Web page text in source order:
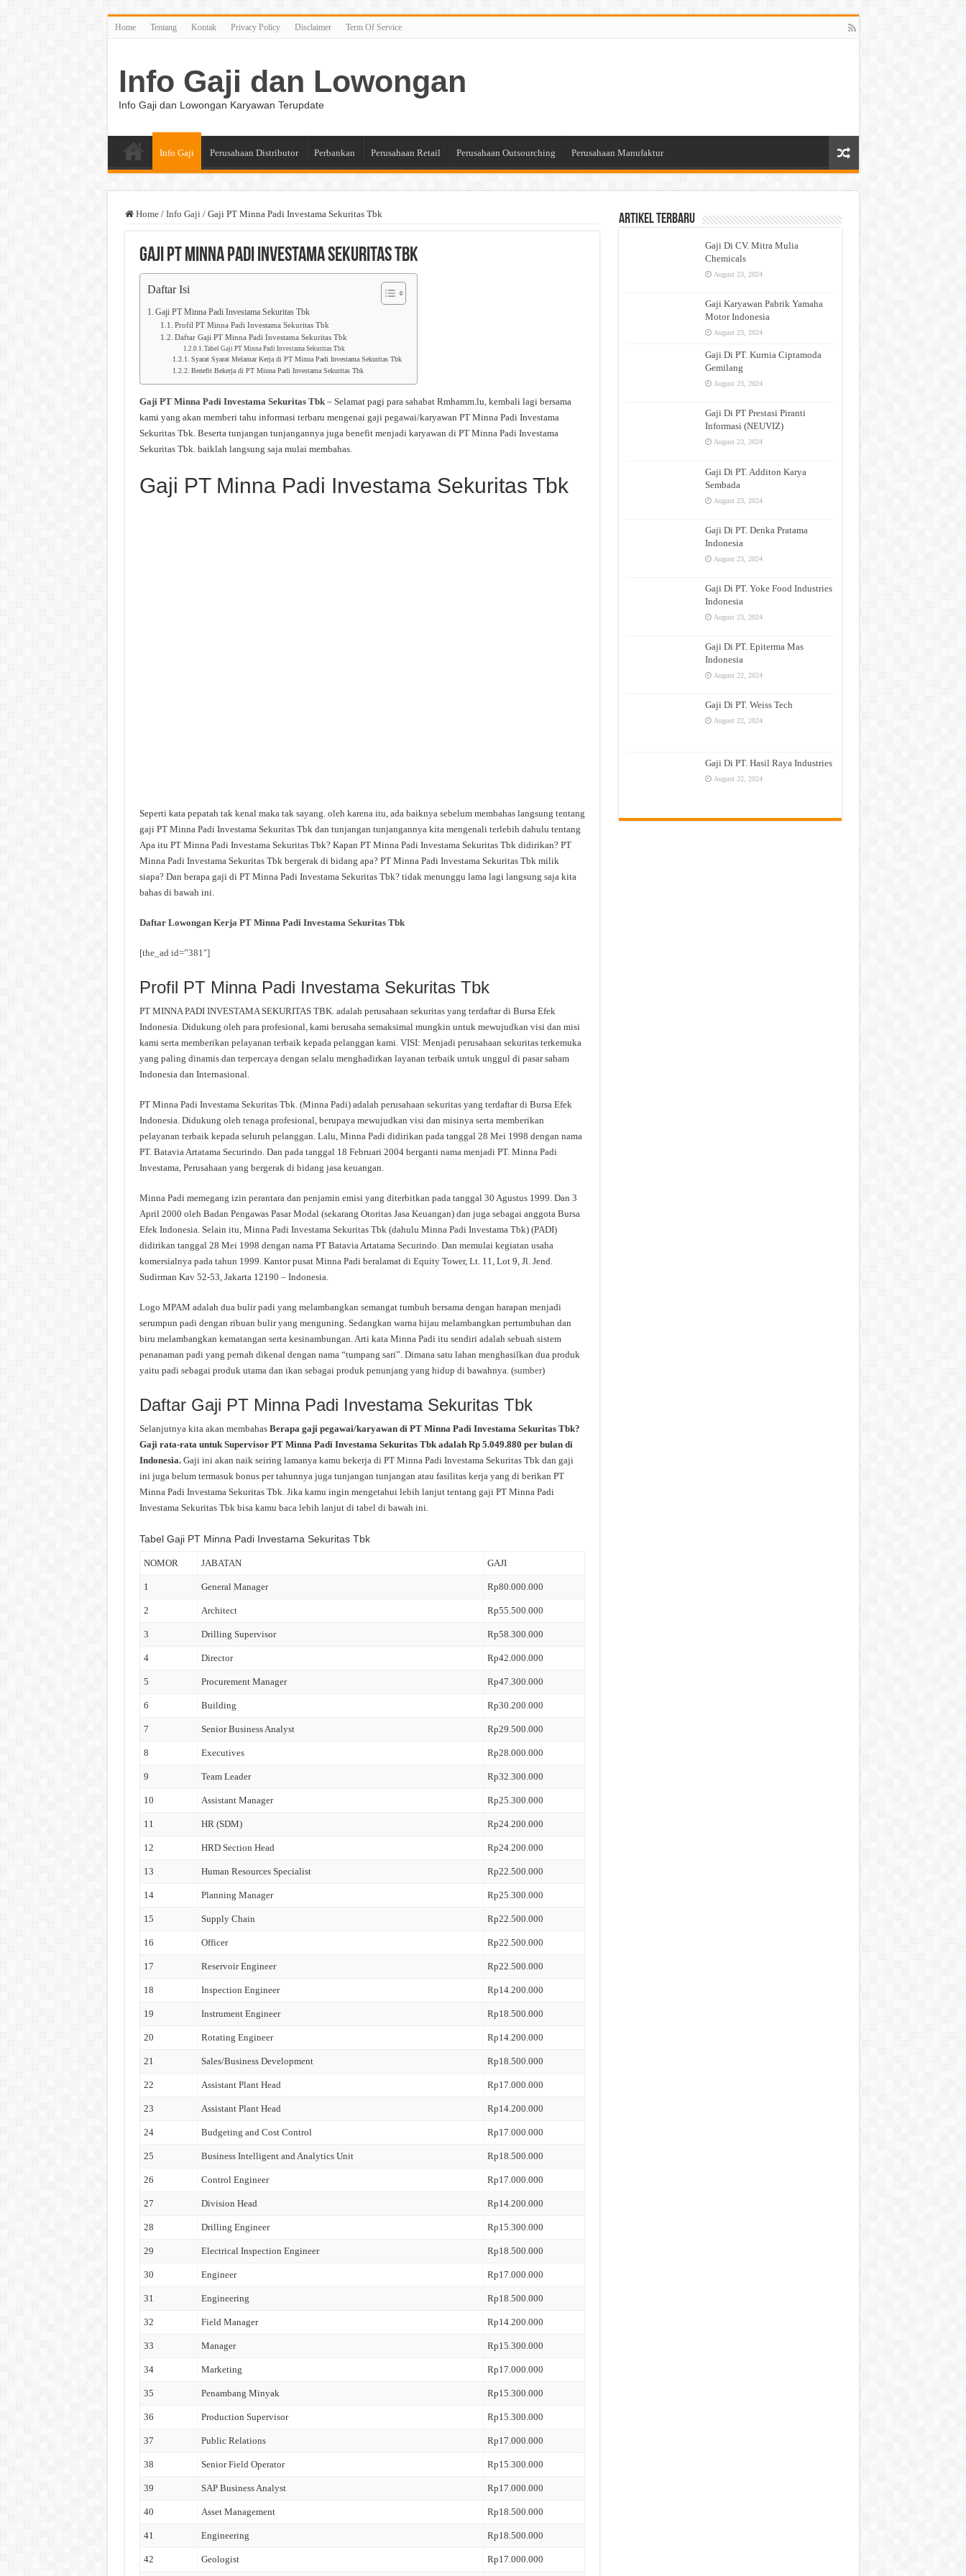
Home Tentang Kontak Privacy Policy Disclaimer Term Of Service
Info Gaji dan Lowongan
Info Gaji dan Lowongan Karyawan Terupdate
Info Gaji Perusahaan Distributor Perbankan Perusahaan Retail Perusahaan Outsourching Perusahaan Manufaktur
Home / Info Gaji / Gaji PT Minna Padi Investama Sekuritas Tbk
Gaji PT Minna Padi Investama Sekuritas Tbk
Daftar Isi
Gaji PT Minna Padi Investama Sekuritas Tbk
Profil PT Minna Padi Investama Sekuritas Tbk
Daftar Gaji PT Minna Padi Investama Sekuritas Tbk
Tabel Gaji PT Minna Padi Investama Sekuritas Tbk
Syarat Syarat Melamar Kerja di PT Minna Padi Investama Sekuritas Tbk
Benefit Bekerja di PT Minna Padi Investama Sekuritas Tbk
Gaji PT Minna Padi Investama Sekuritas Tbk – Selamat pagi para sahabat Rmhamm.lu, kembali lagi bersama
kami yang akan memberi tahu informasi terbaru mengenai gaji pegawai/karyawan PT Minna Padi Investama
Sekuritas Tbk. Beserta tunjangan tunjangannya juga benefit menjadi karyawan di PT Minna Padi Investama
Sekuritas Tbk. baiklah langsung saja mulai membahas.
Gaji PT Minna Padi Investama Sekuritas Tbk
Seperti kata pepatah tak kenal maka tak sayang. oleh karena itu, ada baiknya sebelum membahas langsung tentang
gaji PT Minna Padi Investama Sekuritas Tbk dan tunjangan tunjangannya kita mengenali terlebih dahulu tentang
Apa itu PT Minna Padi Investama Sekuritas Tbk? Kapan PT Minna Padi Investama Sekuritas Tbk didirikan? PT
Minna Padi Investama Sekuritas Tbk bergerak di bidang apa? PT Minna Padi Investama Sekuritas Tbk milik
siapa? Dan berapa gaji di PT Minna Padi Investama Sekuritas Tbk? tidak menunggu lama lagi langsung saja kita
bahas di bawah ini.
Daftar Lowongan Kerja PT Minna Padi Investama Sekuritas Tbk
[the_ad id=”381″]
Profil PT Minna Padi Investama Sekuritas Tbk
PT MINNA PADI INVESTAMA SEKURITAS TBK. adalah perusahaan sekuritas yang terdaftar di Bursa Efek
Indonesia. Didukung oleh para profesional, kami berusaha semaksimal mungkin untuk mewujudkan visi dan misi
kami serta memberikan pelayanan terbaik kepada pelanggan kami. VISI: Menjadi perusahaan sekuritas terkemuka
yang paling dinamis dan terpercaya dengan selalu menghadirkan layanan terbaik untuk unggul di pasar saham
Indonesia dan Internasional.
PT Minna Padi Investama Sekuritas Tbk. (Minna Padi) adalah perusahaan sekuritas yang terdaftar di Bursa Efek
Indonesia. Didukung oleh tenaga profesional, berupaya mewujudkan visi dan misinya serta memberikan
pelayanan terbaik kepada seluruh pelanggan. Lalu, Minna Padi didirikan pada tanggal 28 Mei 1998 dengan nama
PT. Batavia Artatama Securindo. Dan pada tanggal 18 Februari 2004 berganti nama menjadi PT. Minna Padi
Investama, Perusahaan yang bergerak di bidang jasa keuangan.
Minna Padi memegang izin perantara dan penjamin emisi yang diterbitkan pada tanggal 30 Agustus 1999. Dan 3
April 2000 oleh Badan Pengawas Pasar Modal (sekarang Otoritas Jasa Keuangan) dan juga sebagai anggota Bursa
Efek Indonesia. Selain itu, Minna Padi Investama Sekuritas Tbk (dahulu Minna Padi Investama Tbk) (PADI)
didirikan tanggal 28 Mei 1998 dengan nama PT Batavia Artatama Securindo. Dan memulai kegiatan usaha
komersialnya pada tahun 1999. Kantor pusat Minna Padi beralamat di Equity Tower, Lt. 11, Lot 9, Jl. Jend.
Sudirman Kav 52-53, Jakarta 12190 – Indonesia.
Logo MPAM adalah dua bulir padi yang melambangkan semangat tumbuh bersama dengan harapan menjadi
serumpun padi dengan ribuan bulir yang menguning. Sedangkan warna hijau melambangkan pertumbuhan dan
biru melambangkan kematangan serta kesinambungan. Arti kata Minna Padi itu sendiri adalah sebuah sistem
penanaman padi yang pernah dikenal dengan nama “tumpang sari”. Dimana satu lahan menghasilkan dua produk
yaitu padi sebagai produk utama dan ikan sebagai produk penunjang yang hidup di bawahnya. (sumber)
Daftar Gaji PT Minna Padi Investama Sekuritas Tbk
Selanjutnya kita akan membahas Berapa gaji pegawai/karyawan di PT Minna Padi Investama Sekuritas Tbk?
Gaji rata-rata untuk Supervisor PT Minna Padi Investama Sekuritas Tbk adalah Rp 5.049.880 per bulan di
Indonesia. Gaji ini akan naik seiring lamanya kamu bekerja di PT Minna Padi Investama Sekuritas Tbk dan gaji
ini juga belum termasuk bonus per tahunnya juga tunjangan tunjangan atau fasilitas kerja yang di berikan PT
Minna Padi Investama Sekuritas Tbk. Jika kamu ingin mengetahui lebih lanjut tentang gaji PT Minna Padi
Investama Sekuritas Tbk bisa kamu baca lebih lanjut di tabel di bawah ini.
Tabel Gaji PT Minna Padi Investama Sekuritas Tbk
NOMOR JABATAN GAJI
1 General Manager Rp80.000.000
2 Architect Rp55.500.000
3 Drilling Supervisor Rp58.300.000
4 Director Rp42.000.000
5 Procurement Manager Rp47.300.000
6 Building Rp30.200.000
7 Senior Business Analyst Rp29.500.000
8 Executives Rp28.000.000
9 Team Leader Rp32.300.000
10 Assistant Manager Rp25.300.000
11 HR (SDM) Rp24.200.000
12 HRD Section Head Rp24.200.000
13 Human Resources Specialist Rp22.500.000
14 Planning Manager Rp25.300.000
15 Supply Chain Rp22.500.000
16 Officer Rp22.500.000
17 Reservoir Engineer Rp22.500.000
18 Inspection Engineer Rp14.200.000
19 Instrument Engineer Rp18.500.000
20 Rotating Engineer Rp14.200.000
21 Sales/Business Development Rp18.500.000
22 Assistant Plant Head Rp17.000.000
23 Assistant Plant Head Rp14.200.000
24 Budgeting and Cost Control Rp17.000.000
25 Business Intelligent and Analytics Unit Rp18.500.000
26 Control Engineer Rp17.000.000
27 Division Head Rp14.200.000
28 Drilling Engineer Rp15.300.000
29 Electrical Inspection Engineer Rp18.500.000
30 Engineer Rp17.000.000
31 Engineering Rp18.500.000
32 Field Manager Rp14.200.000
33 Manager Rp15.300.000
34 Marketing Rp17.000.000
35 Penambang Minyak Rp15.300.000
36 Production Supervisor Rp15.300.000
37 Public Relations Rp17.000.000
38 Senior Field Operator Rp15.300.000
39 SAP Business Analyst Rp17.000.000
40 Asset Management Rp18.500.000
41 Engineering Rp18.500.000
42 Geologist Rp17.000.000
Artikel Terbaru
Gaji Di CV. Mitra Mulia
Chemicals
August 23, 2024
Gaji Karyawan Pabrik Yamaha
Motor Indonesia
August 23, 2024
Gaji Di PT. Kurnia Ciptamoda
Gemilang
August 23, 2024
Gaji Di PT Prestasi Piranti
Informasi (NEUVIZ)
August 23, 2024
Gaji Di PT. Additon Karya
Sembada
August 23, 2024
Gaji Di PT. Denka Pratama
Indonesia
August 23, 2024
Gaji Di PT. Yoke Food Industries
Indonesia
August 23, 2024
Gaji Di PT. Epiterma Mas
Indonesia
August 22, 2024
Gaji Di PT. Weiss Tech
August 22, 2024
Gaji Di PT. Hasil Raya Industries
August 22, 2024